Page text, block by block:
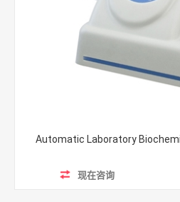
Automatic Laboratory
现在咨询